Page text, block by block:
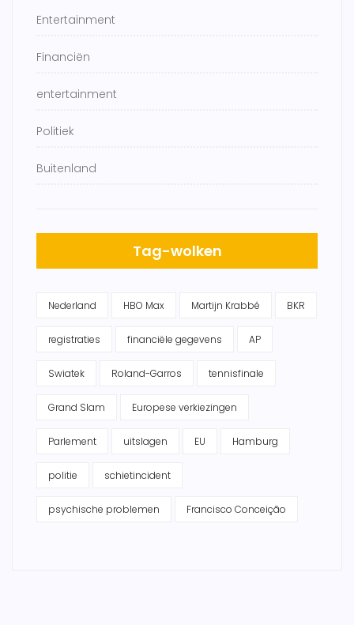
Entertainment
Financiën
entertainment
Politiek
Buitenland
Tag-wolken
Nederland HBO Max Martijn Krabbé BKR
registraties financiële gegevens AP
Swiatek Roland-Garros tennisfinale
Grand Slam Europese verkiezingen
Parlement uitslagen EU Hamburg
politie schietincident
psychische problemen Francisco Conceição